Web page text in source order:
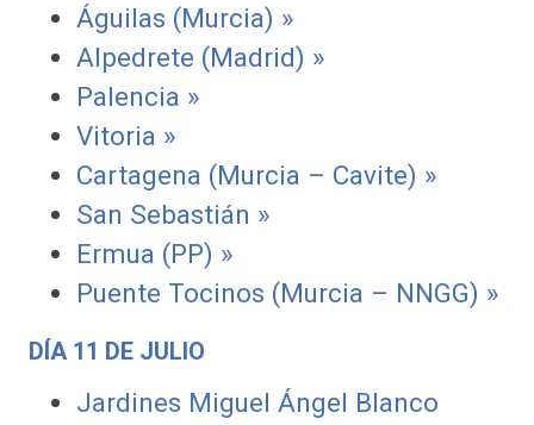
Águilas (Murcia) »
Alpedrete (Madrid) »
Palencia »
Vitoria »
Cartagena (Murcia – Cavite) »
San Sebastián »
Ermua (PP) »
Puente Tocinos (Murcia – NNGG) »
DÍA 11 DE JULIO
Jardines Miguel Ángel Blanco